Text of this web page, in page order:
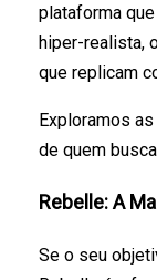
plataforma
hiper-realista,
que replicam
Exploramos
de quem
Rebelle: A
Se o seu